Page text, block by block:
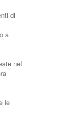
di
a
nel
le